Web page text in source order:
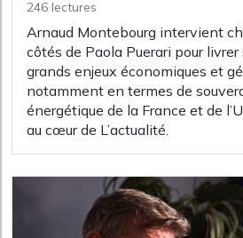
246 lectures
Arnaud Montebourg intervient
côtés de Paola Puerari pour
grands enjeux économiques et
notamment en termes de
énergétique de la France et de
au cœur de L’actualité.